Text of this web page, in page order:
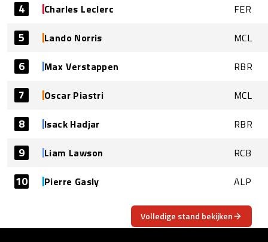
4 Charles Leclerc FER
5 Lando Norris MCL
6 Max Verstappen RBR
7 Oscar Piastri MCL
8 Isack Hadjar RBR
9 Liam Lawson RCB
10 Pierre Gasly ALP
Volledige stand bekijken